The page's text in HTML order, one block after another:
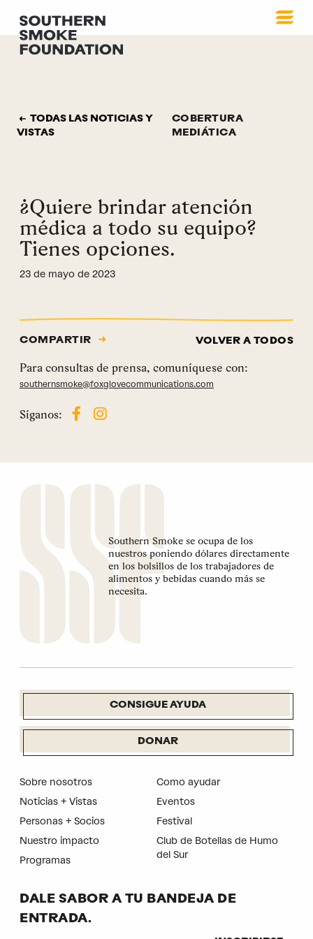
TODAS LAS NOTICIAS Y
VISTAS
COBERTURA
MEDIÁTICA
¿Quiere brindar atención
médica a todo su equipo?
Tienes opciones.
23 de mayo de 2023
COMPARTIR VOLVER A TODOS
Para consultas de prensa, comuníquese con:
southernsmoke@foxglovecommunications.com
Síganos:
Southern Smoke se ocupa de los
nuestros poniendo dólares directamente
en los bolsillos de los trabajadores de
alimentos y bebidas cuando más se
necesita.
CONSIGUE AYUDA
DONAR
Sobre nosotros
Noticias + Vistas
Personas + Socios
Nuestro impacto
Programas
Como ayudar
Eventos
Festival
Club de Botellas de Humo
del Sur
DALE SABOR A TU BANDEJA DE
ENTRADA.